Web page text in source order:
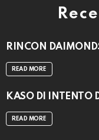
RINCON
READ MORE
KASO DI INTENTO
READ MORE